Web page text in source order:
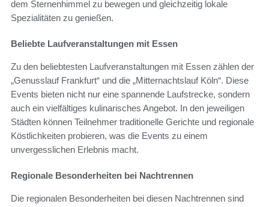
dem Sternenhimmel zu bewegen und gleichzeitig lokale
Spezialitäten zu genießen.
Beliebte Laufveranstaltungen mit Essen
Zu den beliebtesten Laufveranstaltungen mit Essen zählen der
„Genusslauf Frankfurt“ und die „Mitternachtslauf Köln“. Diese
Events bieten nicht nur eine spannende Laufstrecke, sondern
auch ein vielfältiges kulinarisches Angebot. In den jeweiligen
Städten können Teilnehmer traditionelle Gerichte und regionale
Köstlichkeiten probieren, was die Events zu einem
unvergesslichen Erlebnis macht.
Regionale Besonderheiten bei Nachtrennen
Die regionalen Besonderheiten bei diesen Nachtrennen sind